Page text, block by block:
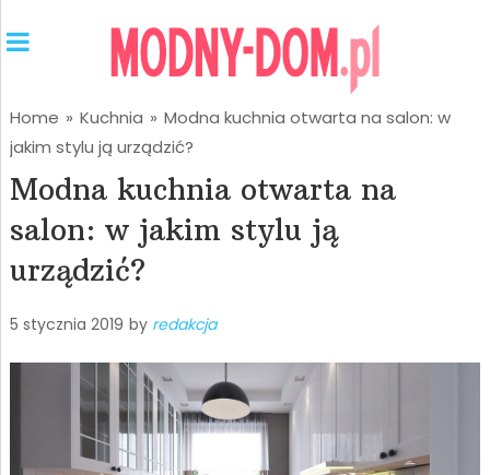
Home » Kuchnia » Modna kuchnia otwarta na salon: w
jakim stylu ją urządzić?
Modna kuchnia otwarta na
salon: w jakim stylu ją
urządzić?
5 stycznia 2019 by redakcja